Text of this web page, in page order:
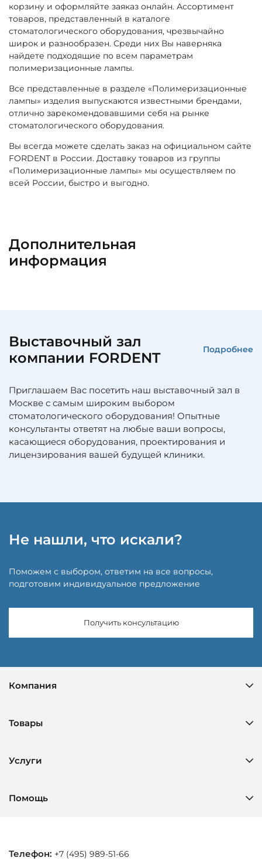
корзину и оформляйте заяказ онлайн. Ассортимент
товаров, представленный в каталоге
стоматологического оборудования, чрезвычайно
широк и разнообразен. Среди них Вы наверняка
найдете подходящие по всем параметрам
полимеризационные лампы.
Все представленные в разделе «Полимеризационные
лампы» изделия выпускаются известными брендами,
отлично зарекомендовавшими себя на рынке
стоматологического оборудования.
Вы всегда можете сделать заказ на официальном сайте
FORDENT в России. Доставку товаров из группы
«Полимеризационные лампы» мы осуществляем по
всей России, быстро и выгодно.
Дополнительная
информация
Выставочный зал
компании FORDENT
Подробнее
Приглашаем Вас посетить наш выставочный зал в
Москве с самым широким выбором
стоматологического оборудования! Опытные
консультанты ответят на любые ваши вопросы,
касающиеся оборудования, проектирования и
лицензирования вашей будущей клиники.
Не нашли, что искали?
Поможем с выбором, ответим на все вопросы,
подготовим индивидуальное предложение
Получить консультацию
Компания
Товары
Услуги
Помощь
Телефон: +7 (495) 989-51-66